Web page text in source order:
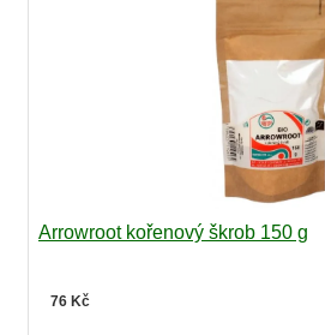
Arrowroot kořenový škrob 150 g
76 Kč